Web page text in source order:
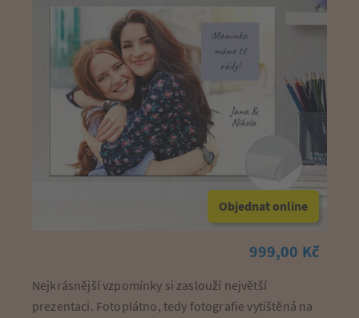
Objednat online
999,00 Kč
Nejkrásnější vzpomínky si zaslouží největší
prezentaci. Fotoplátno, tedy fotografie vytištěná na